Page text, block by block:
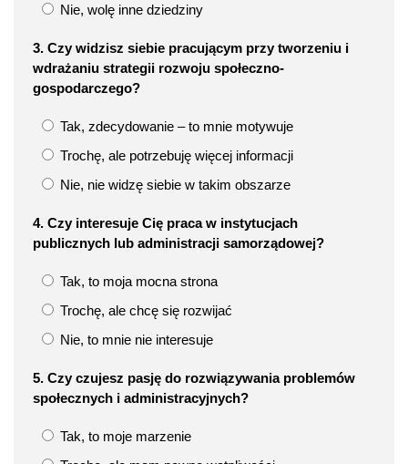
Nie, wolę inne dziedziny
3. Czy widzisz siebie pracującym przy tworzeniu i
wdrażaniu strategii rozwoju społeczno-
gospodarczego?
Tak, zdecydowanie – to mnie motywuje
Trochę, ale potrzebuję więcej informacji
Nie, nie widzę siebie w takim obszarze
4. Czy interesuje Cię praca w instytucjach
publicznych lub administracji samorządowej?
Tak, to moja mocna strona
Trochę, ale chcę się rozwijać
Nie, to mnie nie interesuje
5. Czy czujesz pasję do rozwiązywania problemów
społecznych i administracyjnych?
Tak, to moje marzenie